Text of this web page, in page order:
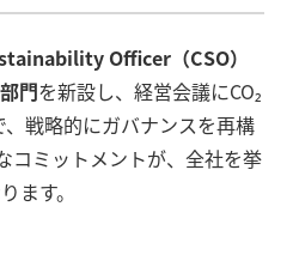
Officer（CSO）
門を新設し、経営会議にCO₂
戦略的にガバナンスを再構
コミットメントが、全社を挙
ます。